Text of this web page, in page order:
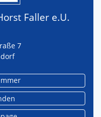
Faller e.U.
7